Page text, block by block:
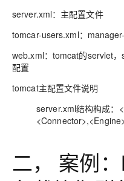
server.xml：主配置文件
tomcar-users.xml：
web.xml：tomcat的servlet
配置
tomcat主配置文件说明
server.xml结构构成：
二， 案例